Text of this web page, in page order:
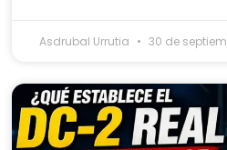
Asdrubal Urrutia 30 de